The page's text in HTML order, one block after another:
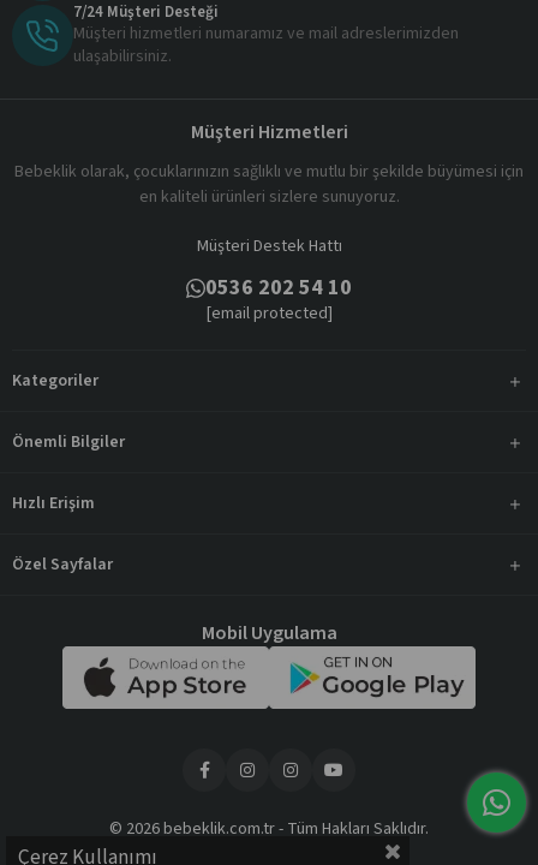
7/24 Müşteri Desteği
Müşteri hizmetleri numaramız ve mail adreslerimizden
ulaşabilirsiniz.
Müşteri Hizmetleri
Bebeklik olarak, çocuklarınızın sağlıklı ve mutlu bir şekilde büyümesi için
en kaliteli ürünleri sizlere sunuyoruz.
Müşteri Destek Hattı
0536 202 54 10
[email protected]
Kategoriler
Önemli Bilgiler
Hızlı Erişim
Özel Sayfalar
Mobil Uygulama
© 2026 bebeklik.com.tr - Tüm Hakları Saklıdır.
Çerez Kullanımı